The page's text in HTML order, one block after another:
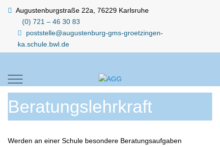
Augustenburgstraße 22a, 76229 Karlsruhe
(0) 721 – 46 30 83
poststelle@augustenburg-gms-groetzingen-
ka.schule.bwl.de
Mobile Menu Toggle
Beratungslehrkraft
Werden an einer Schule besondere Beratungsaufgaben